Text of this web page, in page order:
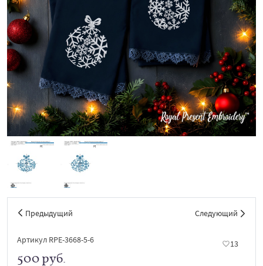
Предыдущий Следующий
Артикул RPE-3668-5-6 13
500 руб.